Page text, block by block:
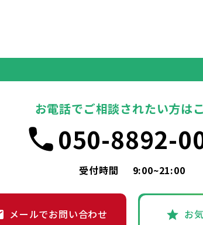
お電話でご相談されたい方は
050-8892-
受付時間 9:00~21:00
メールでお問い合わせ お